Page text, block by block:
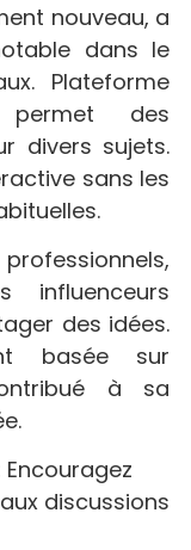
nouveau, a
dans le
Plateforme
des
divers sujets.
sans les
influenceurs
des idées.
basée sur
à sa
Encouragez
discussions